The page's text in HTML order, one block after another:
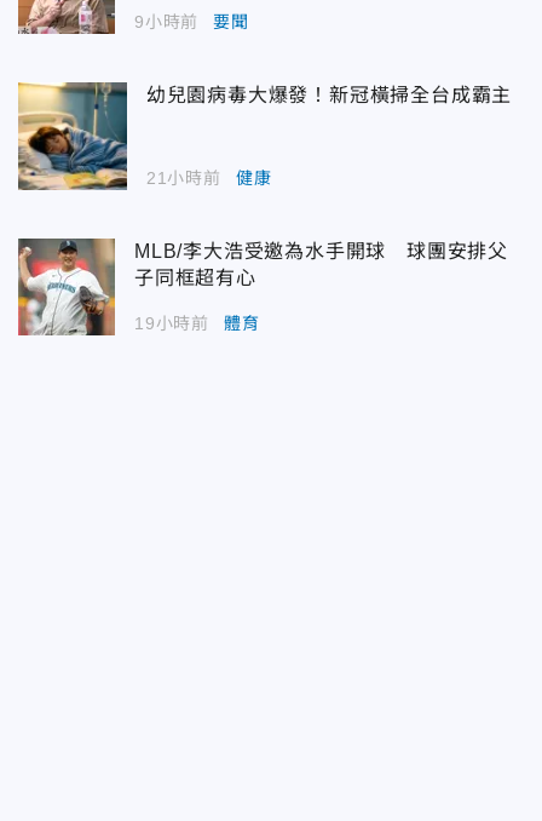
9小時前 要聞
幼兒園病毒大爆發！新冠橫掃全台成霸主
21小時前 健康
MLB/李大浩受邀為水手開球 球團安排父
子同框超有心
19小時前 體育